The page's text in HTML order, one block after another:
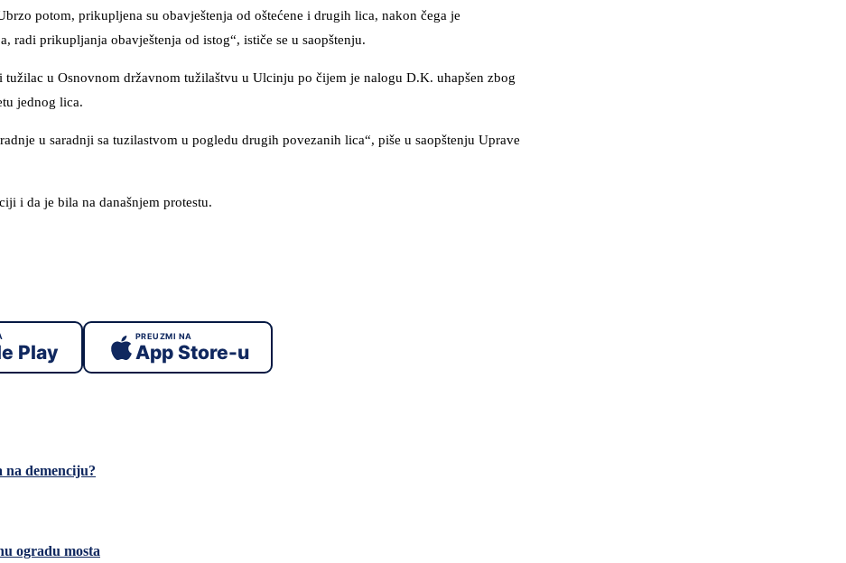
potom, prikupljena su obavještenja od oštećene i drugih lica, nakon čega je
prikupljanja obavještenja od istog“, ističe se u saopštenju.
u Osnovnom državnom tužilaštvu u Ulcinju po čijem je nalogu D.K. uhapšen zbog
jednog lica.
u saradnji sa tuzilastvom u pogledu drugih povezanih lica“, piše u saopštenju Uprave
i da je bila na današnjem protestu.
Play
PREUZMI NA
App Store-u
na demenciju?
ogradu mosta